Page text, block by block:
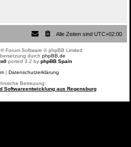
Alle Zeiten sind UTC+02:00
® Forum Software © phpBB Limited
durch phpBB.de
ported 3.2 by phpBB Spain
| Datenschutzerklärung
Betreuung:
Softwareentwicklung aus Regensburg